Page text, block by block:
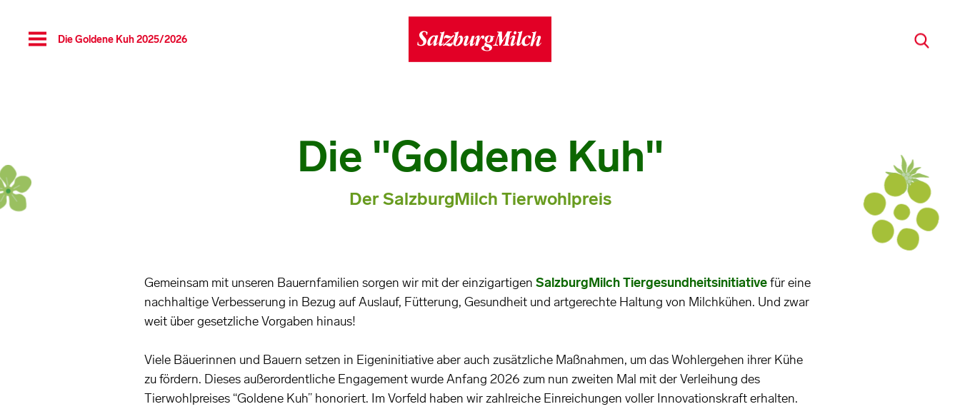
Toggle
navigation
Die Goldene Kuh 2025/2026
Die "Goldene Kuh"
Der SalzburgMilch Tierwohlpreis
Gemeinsam mit unseren Bauernfamilien sorgen wir mit der einzigartigen SalzburgMilch Tiergesundheitsinitiativefür eine
nachhaltige Verbesserung in Bezug auf Auslauf, Fütterung, Gesundheit und artgerechte Haltung von Milchkühen. Und zwar
weit über gesetzliche Vorgaben hinaus!
Viele Bäuerinnen und Bauern setzen in Eigeninitiative aber auch zusätzliche Maßnahmen, um das Wohlergehen ihrer Kühe
zu fördern. Dieses außerordentliche Engagement wurde Anfang 2026 zum nun zweiten Mal mit der Verleihung des
Tierwohlpreises “Goldene Kuh” honoriert. Im Vorfeld haben wir zahlreiche Einreichungen voller Innovationskraft erhalten.